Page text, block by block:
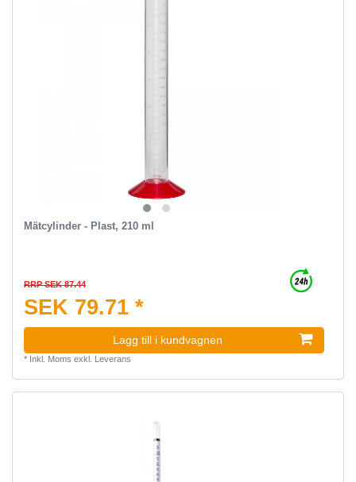
Mätcylinder - Plast, 210 ml
RRP SEK 87.44
SEK 79.71 *
Lagg till i kundvagnen
* Inkl. Moms exkl. Leverans